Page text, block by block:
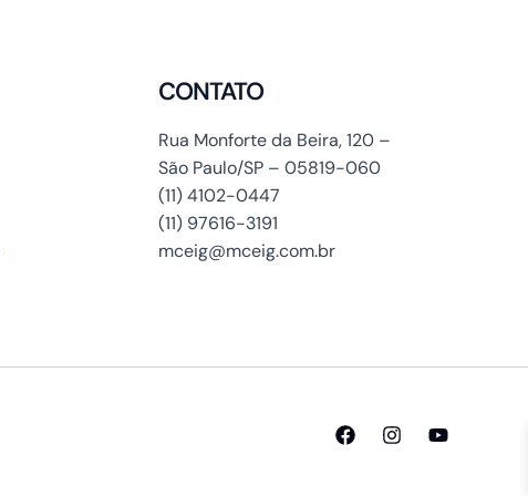
CONTATO
Rua Monforte da Beira, 120 –
São Paulo/SP – 05819-060
(11) 4102-0447
(11) 97616-3191
mceig@mceig.com.br